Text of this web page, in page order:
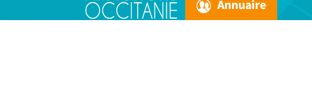
Annuaire